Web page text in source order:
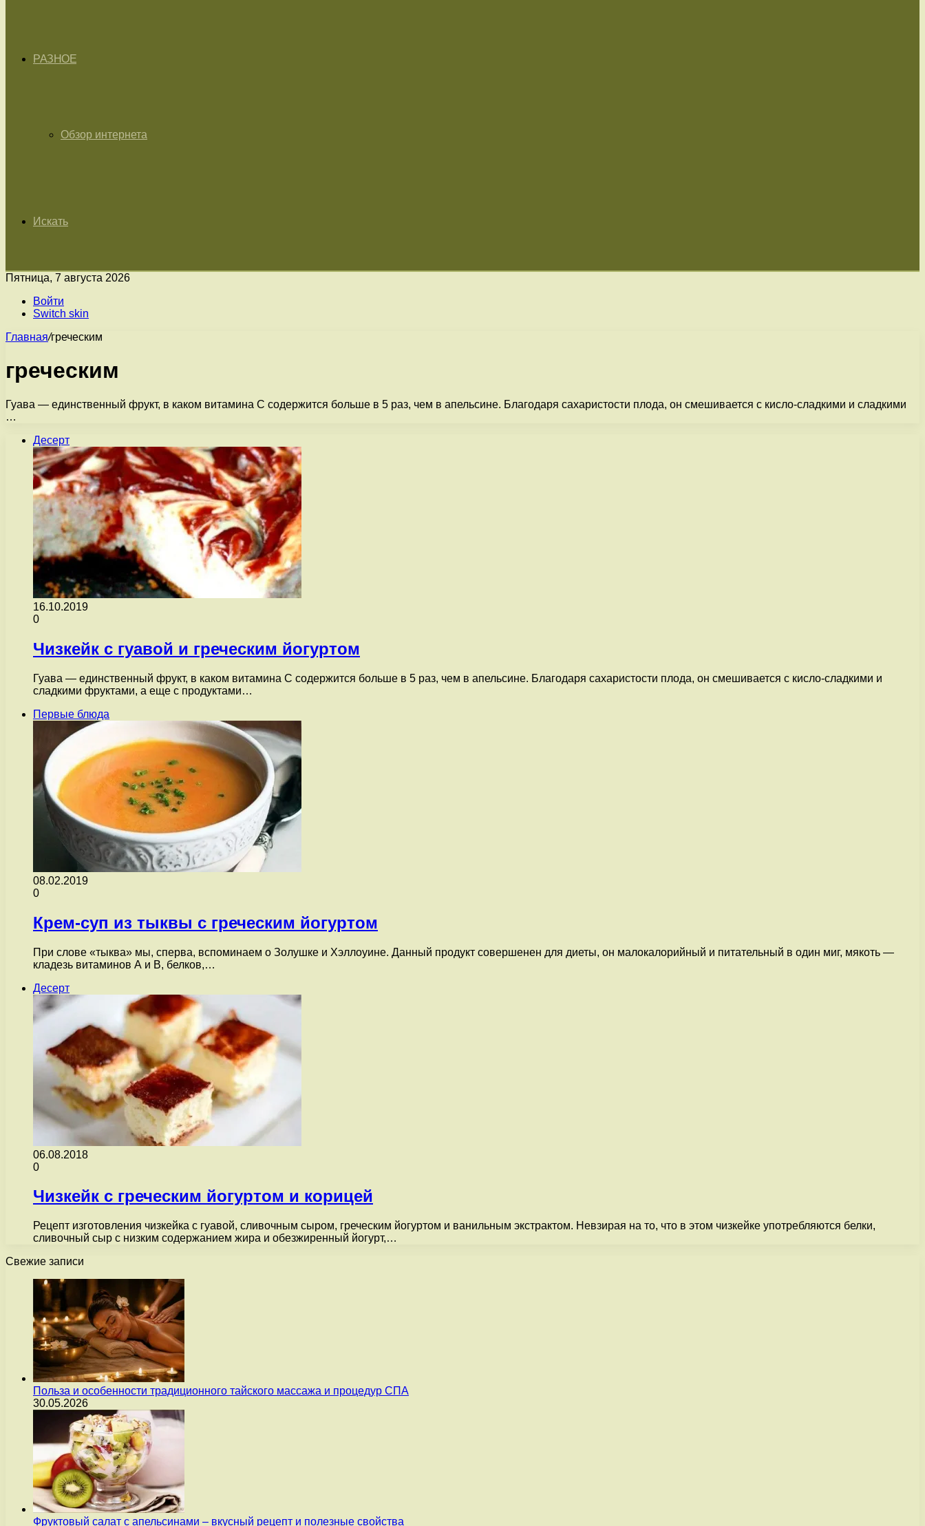
РАЗНОЕ
Обзор интернета
Искать
Пятница, 7 августа 2026
Войти
Switch skin
Главная/греческим
греческим
Гуава — единственный фрукт, в каком витамина С содержится больше в 5 раз, чем в апельсине. Благодаря сахаристости плода, он смешивается с кисло-сладкими и сладкими
…
Десерт
16.10.2019
0
Чизкейк с гуавой и греческим йогуртом
Гуава — единственный фрукт, в каком витамина С содержится больше в 5 раз, чем в апельсине. Благодаря сахаристости плода, он смешивается с кисло-сладкими и
сладкими фруктами, а еще с продуктами…
Первые блюда
08.02.2019
0
Крем-суп из тыквы с греческим йогуртом
При слове «тыква» мы, сперва, вспоминаем о Золушке и Хэллоуине. Данный продукт совершенен для диеты, он малокалорийный и питательный в один миг, мякоть —
кладезь витаминов А и В, белков,…
Десерт
06.08.2018
0
Чизкейк с греческим йогуртом и корицей
Рецепт изготовления чизкейка с гуавой, сливочным сыром, греческим йогуртом и ванильным экстрактом. Невзирая на то, что в этом чизкейке употребляются белки,
сливочный сыр с низким содержанием жира и обезжиренный йогурт,…
Свежие записи
Польза и особенности традиционного тайского массажа и процедур СПА
30.05.2026
Фруктовый салат с апельсинами – вкусный рецепт и полезные свойства